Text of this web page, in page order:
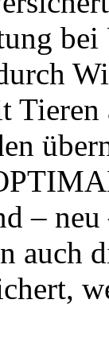
–
auch